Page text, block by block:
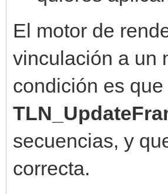
n)
f.x,self.y)
El motor de
vinculación a un
condición es
secuencias, y
correcta.